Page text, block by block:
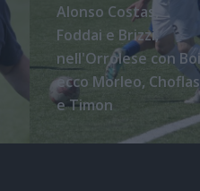
Alonso Costas,
Foddai e Brizzi,
nell'Orrolese con Boi
ecco Morleo, Choflas
e Timon